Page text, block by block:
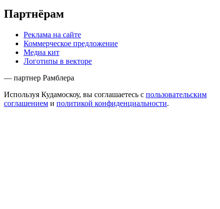
Партнёрам
Реклама на сайте
Коммерческое предложение
Медиа кит
Логотипы в векторе
— партнер Рамблера
Используя Кудамоскоу, вы соглашаетесь с пользовательским
соглашением и политикой конфиденциальности.